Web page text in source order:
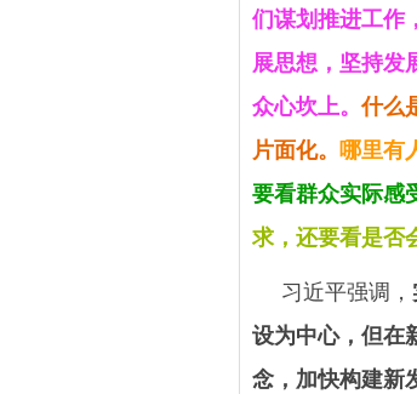
们谋划推进工作
展思想，坚持发
众心坎上。什么
片面化。 哪里有
要看群众实际感
求，还要看是否
习近平强调，
设为中心，但在
念，加快构建新